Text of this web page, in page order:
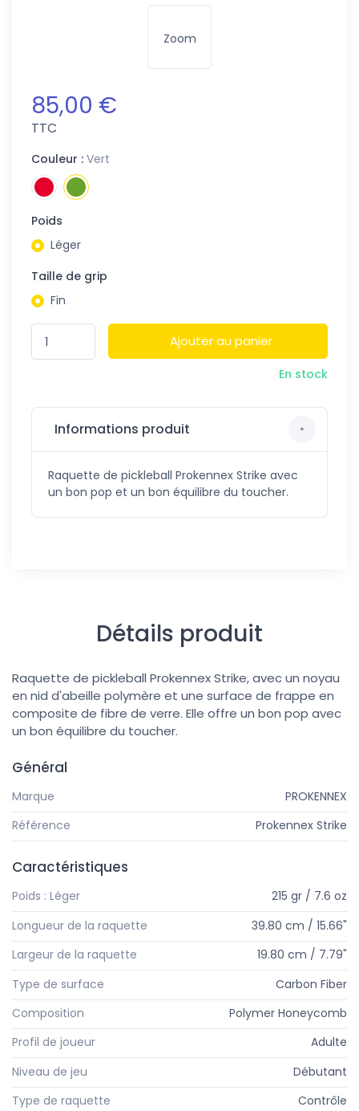
Zoom
85,00 €
TTC
Couleur : Vert
Poids
Léger
Taille de grip
Fin
Ajouter au panier
En stock
Informations produit
Raquette de pickleball Prokennex Strike avec
un bon pop et un bon équilibre du toucher.
Détails produit
Raquette de pickleball Prokennex Strike, avec un noyau
en nid d'abeille polymère et une surface de frappe en
composite de fibre de verre. Elle offre un bon pop avec
un bon équilibre du toucher.
Général
Marque
PROKENNEX
Référence
Prokennex Strike
Caractéristiques
Poids : Léger
215 gr / 7.6 oz
Longueur de la raquette
39.80 cm / 15.66"
Largeur de la raquette
19.80 cm / 7.79"
Type de surface
Carbon Fiber
Composition
Polymer Honeycomb
Profil de joueur
Adulte
Niveau de jeu
Débutant
Type de raquette
Contrôle